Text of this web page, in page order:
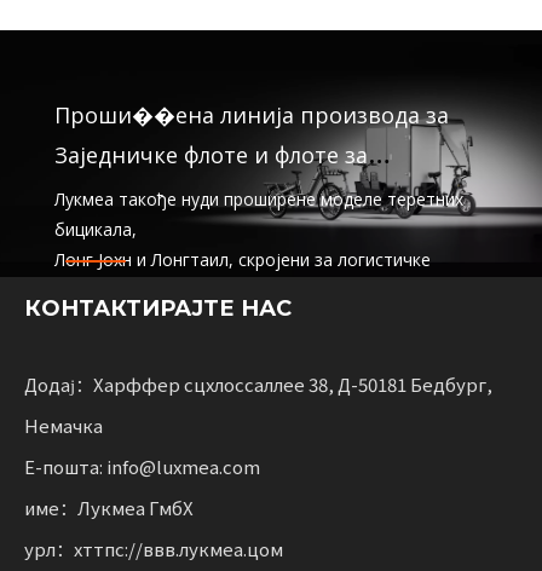
Проши��ена линија производа за
Заједничке флоте и флоте за
изнајмљивање
Лукмеа такође нуди проширене моделе теретних
бицикала,
Лонг Јохн и Лонгтаил, скројени за логистичке
дељење услуга и флоте за изнајмљивање. Ова
са флексибилношћу за предузећа која скалирају
КОНТАКТИРАЈТЕ НАС
Додај：Харффер сцхлоссаллее 38, Д-50181 Бедбург,
Немачка
Е-пошта: info@luxmea.com
име：Лукмеа ГмбХ
урл：хттпс://ввв.лукмеа.цом